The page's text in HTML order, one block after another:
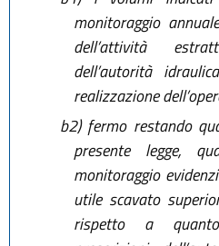
monitoraggio
dell’attività
dell’autorità
realizzazione
b2) fermo restando
presente legge,
monitoraggio
utile scavato
rispetto a